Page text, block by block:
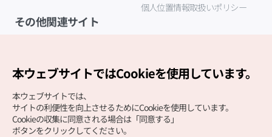
個人位置情報取扱いポリシー
その他関連サイト
本ウェブサイトではCookieを使用しています。
本ウェブサイトでは、
サイトの利便性を向上させるためにCookieを使用しています。
Cookieの収集に同意される場合は「同意する」
ボタンをクリックしてください。